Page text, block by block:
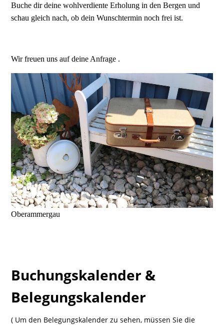
Buche dir deine wohlverdiente Erholung in den Bergen und
schau gleich nach, ob dein Wunschtermin noch frei ist.
Wir freuen uns auf deine Anfrage .
Oberammergau
Buchungskalender &
Belegungskalender
( Um den Belegungskalender zu sehen, müssen Sie die